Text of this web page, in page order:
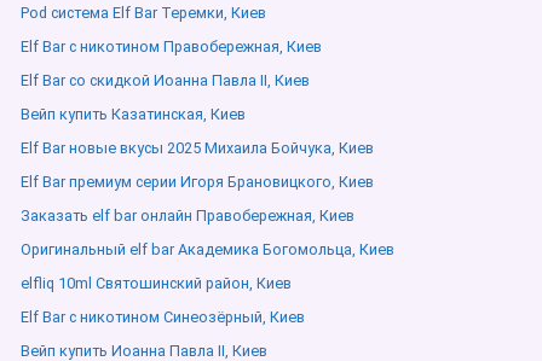
Pod система Elf Bar Теремки, Киев
Elf Bar с никотином Правобережная, Киев
Elf Bar со скидкой Иоанна Павла ІІ, Киев
Вейп купить Казатинская, Киев
Elf Bar новые вкусы 2025 Михаила Бойчука, Киев
Elf Bar премиум серии Игоря Брановицкого, Киев
Заказать elf bar онлайн Правобережная, Киев
Оригинальный elf bar Академика Богомольца, Киев
elfliq 10ml Святошинский район, Киев
Elf Bar с никотином Синеозёрный, Киев
Вейп купить Иоанна Павла ІІ, Киев